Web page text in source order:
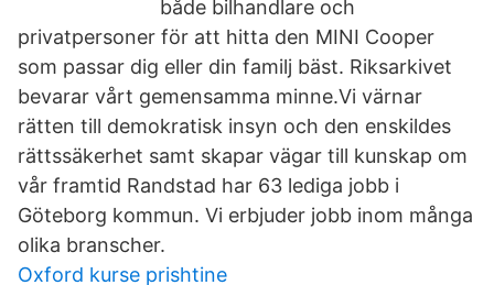
både bilhandlare och
privatpersoner för att hitta den MINI Cooper
som passar dig eller din familj bäst. Riksarkivet
bevarar vårt gemensamma minne.Vi värnar
rätten till demokratisk insyn och den enskildes
rättssäkerhet samt skapar vägar till kunskap om
vår framtid Randstad har 63 lediga jobb i
Göteborg kommun. Vi erbjuder jobb inom många
olika branscher.
Oxford kurse prishtine